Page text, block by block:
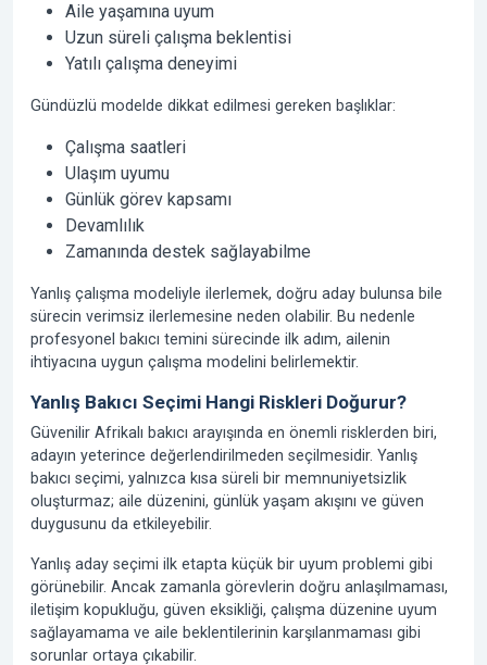
Aile yaşamına uyum
Uzun süreli çalışma beklentisi
Yatılı çalışma deneyimi
Gündüzlü modelde dikkat edilmesi gereken başlıklar:
Çalışma saatleri
Ulaşım uyumu
Günlük görev kapsamı
Devamlılık
Zamanında destek sağlayabilme
Yanlış çalışma modeliyle ilerlemek, doğru aday bulunsa bile
sürecin verimsiz ilerlemesine neden olabilir. Bu nedenle
profesyonel bakıcı temini sürecinde ilk adım, ailenin
ihtiyacına uygun çalışma modelini belirlemektir.
Yanlış Bakıcı Seçimi Hangi Riskleri Doğurur?
Güvenilir Afrikalı bakıcı arayışında en önemli risklerden biri,
adayın yeterince değerlendirilmeden seçilmesidir. Yanlış
bakıcı seçimi, yalnızca kısa süreli bir memnuniyetsizlik
oluşturmaz; aile düzenini, günlük yaşam akışını ve güven
duygusunu da etkileyebilir.
Yanlış aday seçimi ilk etapta küçük bir uyum problemi gibi
görünebilir. Ancak zamanla görevlerin doğru anlaşılmaması,
iletişim kopukluğu, güven eksikliği, çalışma düzenine uyum
sağlayamama ve aile beklentilerinin karşılanmaması gibi
sorunlar ortaya çıkabilir.